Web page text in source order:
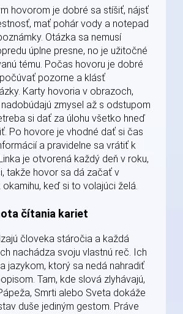
hovorom je dobré sa stíšiť, nájsť
mať pohár vody a notepad
Otázka sa nemusí
úplne presne, no je užitočné
tému. Počas hovoru je dobré
pozorne a klásť
Karty hovoria v obrazoch,
zmysel až s odstupom
si dať za úlohu všetko hneď
Po hovore je vhodné dať si čas
a pravidelne sa vrátiť k
je otvorená každý deň v roku,
takže hovor sa dá začať v
keď si to volajúci želá.
čítania kariet
človeka stáročia a každá
nachádza svoju vlastnú reč. Ich
jazykom, ktorý sa nedá nahradiť
Tam, kde slová zlyhávajú,
Smrti alebo Sveta dokáže
duše jediným gestom. Práve